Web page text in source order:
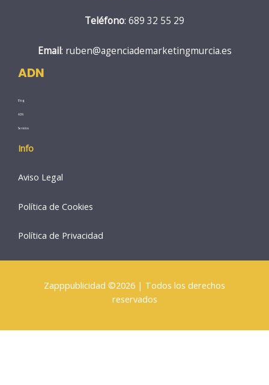
Teléfono: 689 32 55 29
Email: ruben@agenciademarketingmurcia.es
ADN
Blog
ADN
Servicios
Info
Aviso Legal
Política de Cookies
Política de Privacidad
Zapppublicidad ©2026 | Todos los derechos
reservados